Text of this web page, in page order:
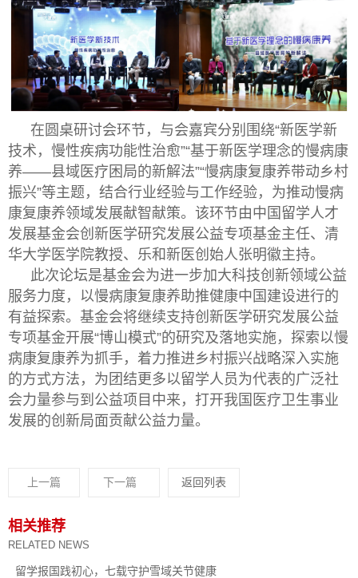
在圆桌研讨会环节，与会嘉宾分别围绕“新医学新
技术，慢性疾病功能性治愈”“基于新医学理念的慢病康
养——县域医疗困局的新解法”“慢病康复康养带动乡村
振兴”等主题，结合行业经验与工作经验，为推动慢病
康复康养领域发展献智献策。该环节由中国留学人才
发展基金会创新医学研究发展公益专项基金主任、清
华大学医学院教授、乐和新医创始人张明徽主持。
此次论坛是基金会为进一步加大科技创新领域公益
服务力度，以慢病康复康养助推健康中国建设进行的
有益探索。基金会将继续支持创新医学研究发展公益
专项基金开展“博山模式”的研究及落地实施，探索以慢
病康复康养为抓手，着力推进乡村振兴战略深入实施
的方式方法，为团结更多以留学人员为代表的广泛社
会力量参与到公益项目中来，打开我国医疗卫生事业
发展的创新局面贡献公益力量。
上一篇 下一篇 返回列表
相关推荐
RELATED NEWS
留学报国践初心，七载守护雪域关节健康